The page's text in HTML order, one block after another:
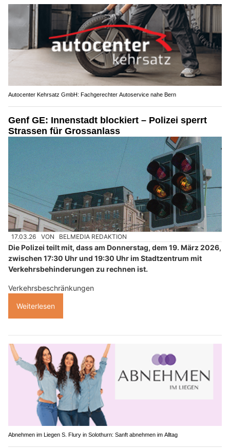
Autocenter Kehrsatz GmbH: Fachgerechter Autoservice nahe Bern
Genf GE: Innenstadt blockiert – Polizei sperrt
Strassen für Grossanlass
17.03.26 VON BELMEDIA REDAKTION
Die Polizei teilt mit, dass am Donnerstag, dem 19. März 2026,
zwischen 17:30 Uhr und 19:30 Uhr im Stadtzentrum mit
Verkehrsbehinderungen zu rechnen ist.
Verkehrsbeschränkungen
Weiterlesen
Abnehmen im Liegen S. Flury in Solothurn: Sanft abnehmen im Alltag